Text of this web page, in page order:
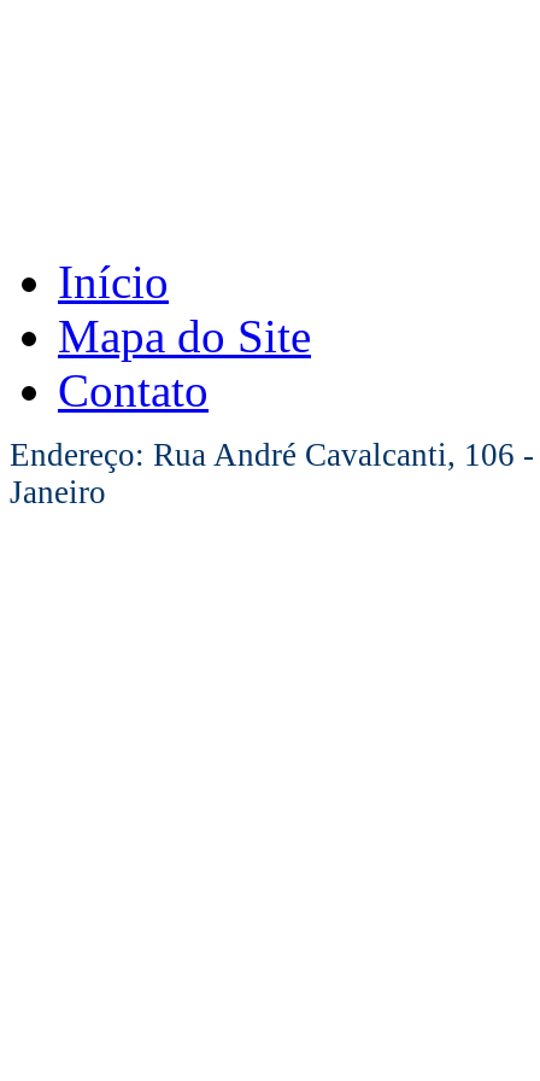
Início
Mapa do Site
Contato
Endereço: Rua André Cavalcanti, 106
Janeiro